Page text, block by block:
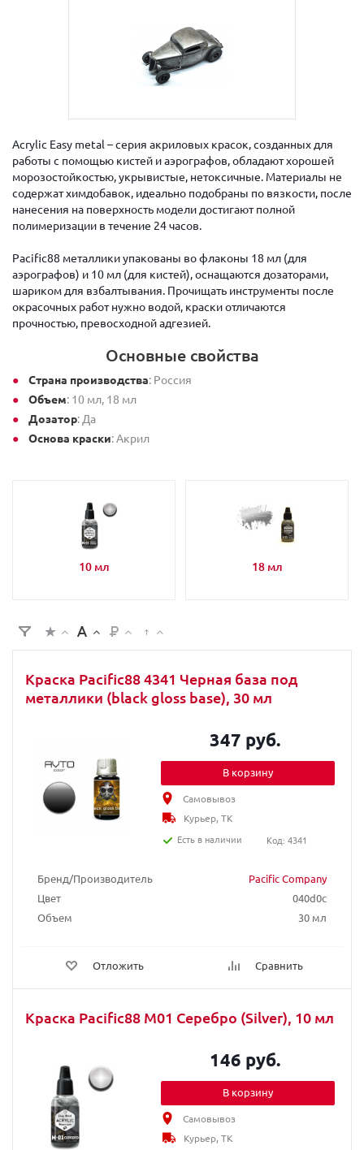
Acrylic Easy metal – серия акриловых красок, созданных для
работы с помощью кистей и аэрографов, обладают хорошей
морозостойкостью, укрывистые, нетоксичные. Материалы не
содержат химдобавок, идеально подобраны по вязкости, после
нанесения на поверхность модели достигают полной
полимеризации в течение 24 часов.
Pacific88 металлики упакованы во флаконы 18 мл (для
аэрографов) и 10 мл (для кистей), оснащаются дозаторами,
шариком для взбалтывания. Прочищать инструменты после
окрасочных работ нужно водой, краски отличаются
прочностью, превосходной адгезией.
Основные свойства
Страна производства: Россия
Объем: 10 мл, 18 мл
Дозатор: Да
Основа краски: Акрил
10 мл 18 мл
Краска Pacific88 4341 Черная база под
металлики (black gloss base), 30 мл
Бренд/Производитель
Pacific Company
Цвет
040d0c
Объем
30 мл
Отложить Сравнить
347 руб.
В корзину
Самовывоз
Курьер, ТК
Есть в наличии
Код: 4341
Краска Pacific88 М01 Серебро (Silver), 10 мл
146 руб.
В корзину
Самовывоз
Курьер, ТК